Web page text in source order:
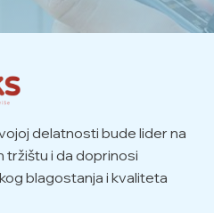
delatnosti bude lider na
i da doprinosi
blagostanja i kvaliteta